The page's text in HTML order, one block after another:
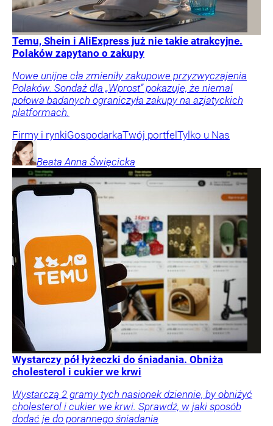
Temu, Shein i AliExpress już nie takie atrakcyjne.
Polaków zapytano o zakupy
Nowe unijne cła zmieniły zakupowe przyzwyczajenia
Polaków. Sondaż dla „Wprost” pokazuje, że niemal
połowa badanych ograniczyła zakupy na azjatyckich
platformach.
Firmy i rynkiGospodarkaTwój portfel Tylko u Nas
Beata Anna Święcicka
Wystarczy pół łyżeczki do śniadania. Obniża
cholesterol i cukier we krwi
Wystarczą 2 gramy tych nasionek dziennie, by obniżyć
cholesterol i cukier we krwi. Sprawdź, w jaki sposób
dodać je do porannego śniadania